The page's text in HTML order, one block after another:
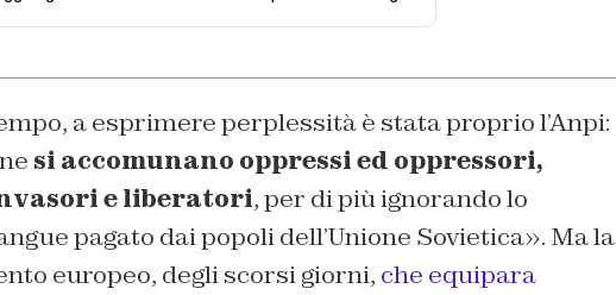
a esprimere perplessità è stata proprio l’Anpi:
si accomunano oppressi ed oppressori,
e liberatori, per di più ignorando lo
pagato dai popoli dell’Unione Sovietica». Ma la
europeo, degli scorsi giorni, che equipara